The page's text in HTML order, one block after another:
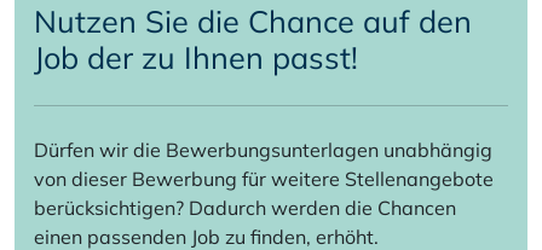
Nutzen Sie die Chance auf den
Job der zu Ihnen passt!
Dürfen wir die Bewerbungsunterlagen unabhängig
von dieser Bewerbung für weitere Stellenangebote
berücksichtigen? Dadurch werden die Chancen
einen passenden Job zu finden, erhöht.